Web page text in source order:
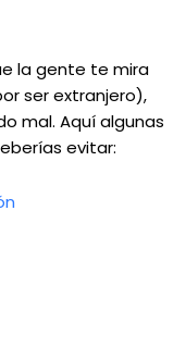
la gente te mira
ser extranjero),
mal. Aquí algunas
evitar: